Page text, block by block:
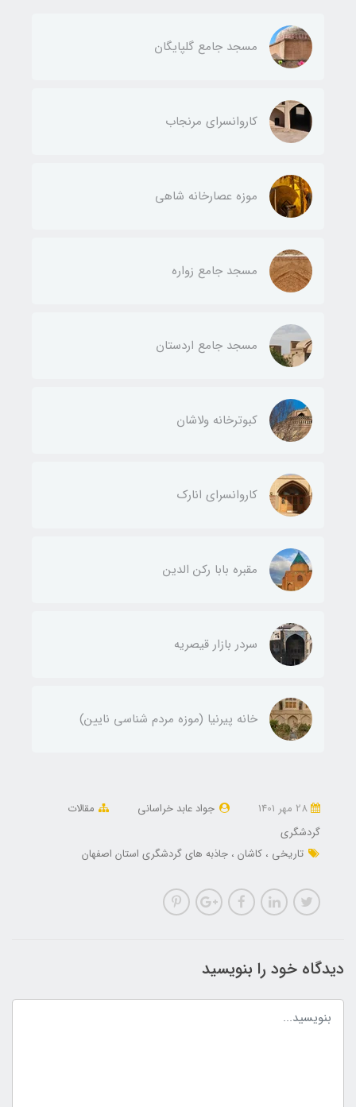
مسجد جامع گلپایگان
کاروانسرای مرنجاب
موزه عصارخانه شاهی
مسجد جامع زواره
مسجد جامع اردستان
کبوترخانه ولاشان
کاروانسرای انارک
مقبره بابا رکن الدین
سردر بازار قیصریه
خانه پیرنیا (موزه مردم شناسی نایین)
جواد عابد خراسانی
مقالات
گردشگری
تاریخی
کاشان جاذبه های گردشگری استان اصفهان
دیدگاه خود را بنویسید